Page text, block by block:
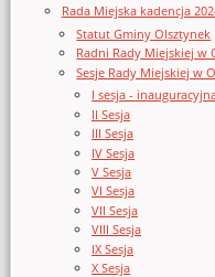
Rada Miejska kadencja
Statut Gminy Olsztynek
Radni Rady Miejskiej w
Sesje Rady Miejskiej w
I sesja -
II Sesja
III Sesja
IV Sesja
V Sesja
VI Sesja
VII Sesja
VIII Sesja
IX Sesja
X Sesja